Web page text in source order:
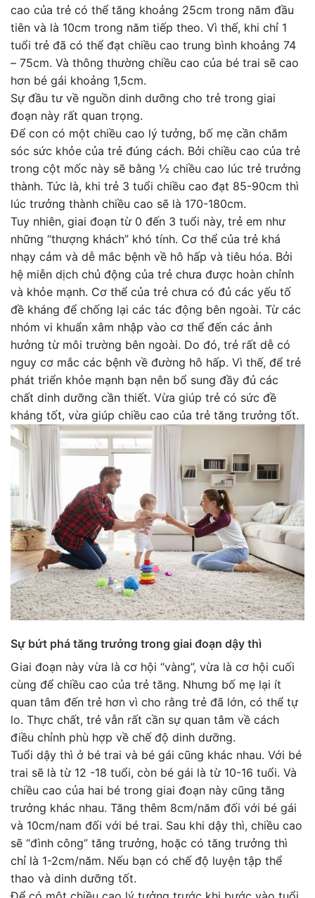
cao của trẻ có thể tăng khoảng 25cm trong năm đầu
tiên và là 10cm trong năm tiếp theo. Vì thế, khi chỉ 1
tuổi trẻ đã có thể đạt chiều cao trung bình khoảng 74
– 75cm. Và thông thường chiều cao của bé trai sẽ cao
hơn bé gái khoảng 1,5cm.
Sự đầu tư về nguồn dinh dưỡng cho trẻ trong giai
đoạn này rất quan trọng.
Để con có một chiều cao lý tưởng, bố mẹ cần chăm
sóc sức khỏe của trẻ đúng cách. Bởi chiều cao của trẻ
trong cột mốc này sẽ bằng ½ chiều cao lúc trẻ trưởng
thành. Tức là, khi trẻ 3 tuổi chiều cao đạt 85-90cm thì
lúc trưởng thành chiều cao sẽ là 170-180cm.
Tuy nhiên, giai đoạn từ 0 đến 3 tuổi này, trẻ em như
những “thượng khách” khó tính. Cơ thể của trẻ khá
nhạy cảm và dễ mắc bệnh về hô hấp và tiêu hóa. Bởi
hệ miễn dịch chủ động của trẻ chưa được hoàn chỉnh
và khỏe mạnh. Cơ thể của trẻ chưa có đủ các yếu tố
đề kháng để chống lại các tác động bên ngoài. Từ các
nhóm vi khuẩn xâm nhập vào cơ thể đến các ảnh
hưởng từ môi trường bên ngoài. Do đó, trẻ rất dễ có
nguy cơ mắc các bệnh về đường hô hấp. Vì thế, để trẻ
phát triển khỏe mạnh bạn nên bổ sung đầy đủ các
chất dinh dưỡng cần thiết. Vừa giúp trẻ có sức đề
kháng tốt, vừa giúp chiều cao của trẻ tăng trưởng tốt.
Sự bứt phá tăng trưởng trong giai đoạn dậy thì
Giai đoạn này vừa là cơ hội “vàng”, vừa là cơ hội cuối
cùng để chiều cao của trẻ tăng. Nhưng bố mẹ lại ít
quan tâm đến trẻ hơn vì cho rằng trẻ đã lớn, có thể tự
lo. Thực chất, trẻ vẫn rất cần sự quan tâm về cách
điều chỉnh phù hợp về chế độ dinh dưỡng.
Tuổi dậy thì ở bé trai và bé gái cũng khác nhau. Với bé
trai sẽ là từ 12 -18 tuổi, còn bé gái là từ 10-16 tuổi. Và
chiều cao của hai bé trong giai đoạn này cũng tăng
trưởng khác nhau. Tăng thêm 8cm/năm đối với bé gái
và 10cm/nam đối với bé trai. Sau khi dậy thì, chiều cao
sẽ “đình công” tăng trưởng, hoặc có tăng trưởng thì
chỉ là 1-2cm/năm. Nếu bạn có chế độ luyện tập thể
thao và dinh dưỡng tốt.